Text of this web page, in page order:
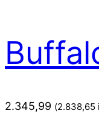
insteeksluiting
1L
stuks)
2.345,99 (2.838,65